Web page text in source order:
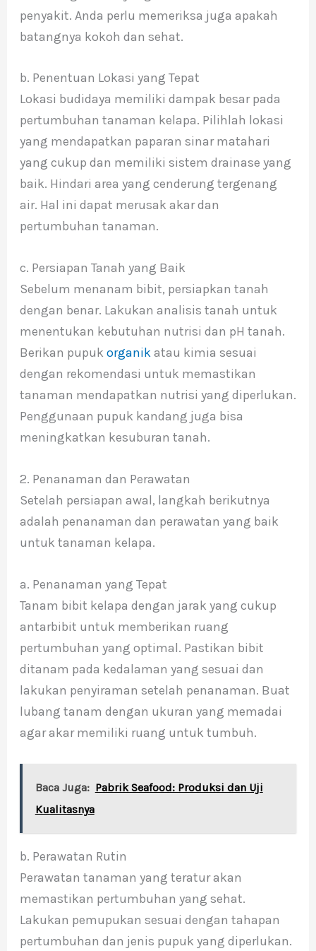
penyakit. Anda perlu memeriksa juga apakah
batangnya kokoh dan sehat.
b. Penentuan Lokasi yang Tepat
Lokasi budidaya memiliki dampak besar pada
pertumbuhan tanaman kelapa. Pilihlah lokasi
yang mendapatkan paparan sinar matahari
yang cukup dan memiliki sistem drainase yang
baik. Hindari area yang cenderung tergenang
air. Hal ini dapat merusak akar dan
pertumbuhan tanaman.
c. Persiapan Tanah yang Baik
Sebelum menanam bibit, persiapkan tanah
dengan benar. Lakukan analisis tanah untuk
menentukan kebutuhan nutrisi dan pH tanah.
Berikan pupuk organikatau kimia sesuai
dengan rekomendasi untuk memastikan
tanaman mendapatkan nutrisi yang diperlukan.
Penggunaan pupuk kandang juga bisa
meningkatkan kesuburan tanah.
2. Penanaman dan Perawatan
Setelah persiapan awal, langkah berikutnya
adalah penanaman dan perawatan yang baik
untuk tanaman kelapa.
a. Penanaman yang Tepat
Tanam bibit kelapa dengan jarak yang cukup
antarbibit untuk memberikan ruang
pertumbuhan yang optimal. Pastikan bibit
ditanam pada kedalaman yang sesuai dan
lakukan penyiraman setelah penanaman. Buat
lubang tanam dengan ukuran yang memadai
agar akar memiliki ruang untuk tumbuh.
Baca Juga: Pabrik Seafood: Produksi dan Uji
Kualitasnya
b. Perawatan Rutin
Perawatan tanaman yang teratur akan
memastikan pertumbuhan yang sehat.
Lakukan pemupukan sesuai dengan tahapan
pertumbuhan dan jenis pupuk yang diperlukan.